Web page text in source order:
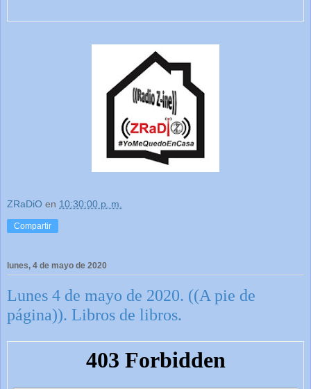
ZRaDiO en 10:30:00 p. m.
Compartir
lunes, 4 de mayo de 2020
Lunes 4 de mayo de 2020. ((A pie de
página)). Libros de libros.